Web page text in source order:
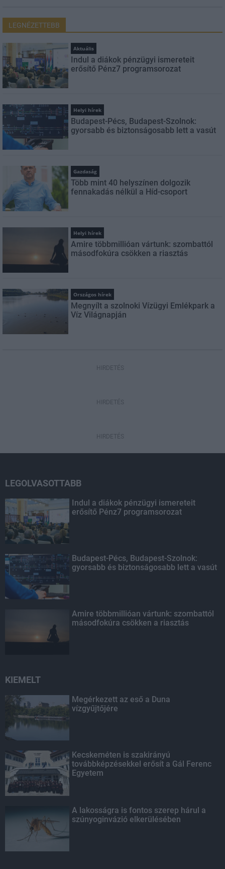
LEGNÉZETTEBB
Aktuális
Indul a diákok pénzügyi ismereteit
erősítő Pénz7 programsorozat
Helyi hírek
Budapest-Pécs, Budapest-Szolnok:
gyorsabb és biztonságosabb lett a vasút
Gazdaság
Több mint 40 helyszínen dolgozik
fennakadás nélkül a Híd-csoport
Helyi hírek
Amire többmillióan vártunk: szombattól
másodfokúra csökken a riasztás
Országos hírek
Megnyílt a szolnoki Vízügyi Emlékpark a
Víz Világnapján
HIRDETÉS
HIRDETÉS
HIRDETÉS
LEGOLVASOTTABB
Indul a diákok pénzügyi ismereteit
erősítő Pénz7 programsorozat
Budapest-Pécs, Budapest-Szolnok:
gyorsabb és biztonságosabb lett a vasút
Amire többmillióan vártunk: szombattól
másodfokúra csökken a riasztás
KIEMELT
Megérkezett az eső a Duna
vízgyűjtőjére
Kecskeméten is szakirányú
továbbképzésekkel erősít a Gál Ferenc
Egyetem
A lakosságra is fontos szerep hárul a
szúnyoginvázió elkerülésében